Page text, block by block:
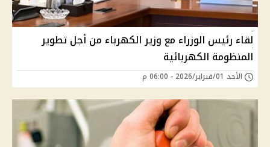
لقاء رئيس الوزراء مع وزير الكهرباء من أجل تطوير
المنظومة الكهربائية
الأحد 01/فبراير/2026 - 06:00 م